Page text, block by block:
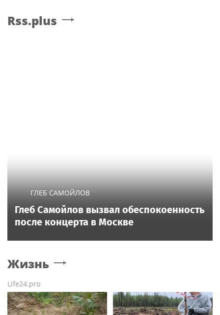
Rss.plus
ГЛЕБ САМОЙЛОВ
Глеб Самойлов вызвал обеспокоенность
после концерта в Москве
Жизнь
Life24.pro